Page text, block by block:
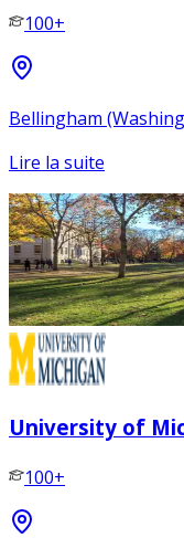
100+
Bellingham
Lire la suite
University of
100+